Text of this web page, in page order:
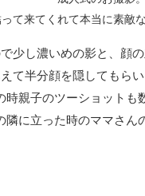
て来てくれて本当に素敵
少し濃いめの影と、顔
て半分顔を隠してもらい
時親子のツーショットも
に立った時のママさん